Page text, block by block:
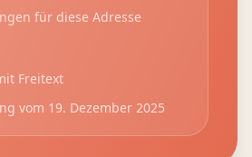
für diese Adresse
Freitext
vom 19. Dezember 2025